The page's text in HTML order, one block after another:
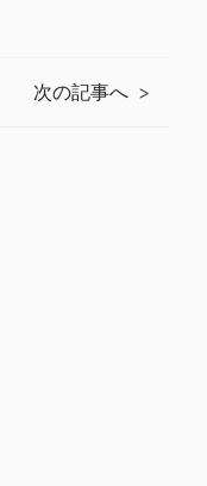
次の記事へ